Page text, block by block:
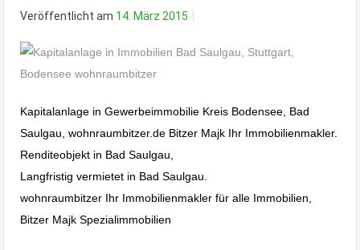
Veröffentlicht am 14. März 2015
Kapitalanlage in Gewerbeimmobilie Kreis Bodensee, Bad
Saulgau, wohnraumbitzer.de Bitzer Majk Ihr Immobilienmakler.
Renditeobjekt in Bad Saulgau,
Langfristig vermietet in Bad Saulgau.
wohnraumbitzer Ihr Immobilienmakler für alle Immobilien,
Bitzer Majk Spezialimmobilien